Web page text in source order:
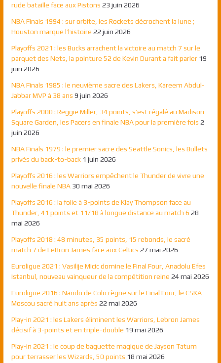
rude bataille face aux Pistons 23 juin 2026
NBA Finals 1994 : sur orbite, les Rockets décrochent la lune ;
Houston marque l’histoire 22 juin 2026
Playoffs 2021 : les Bucks arrachent la victoire au match 7 sur le
parquet des Nets, la pointure 52 de Kevin Durant a fait parler 19
juin 2026
NBA Finals 1985 : le neuvième sacre des Lakers, Kareem Abdul-
Jabbar MVP à 38 ans 9 juin 2026
Playoffs 2000 : Reggie Miller, 34 points, s’est régalé au Madison
Square Garden, les Pacers en finale NBA pour la première fois 2
juin 2026
NBA Finals 1979 : le premier sacre des Seattle Sonics, les Bullets
privés du back-to-back 1 juin 2026
Playoffs 2016 : les Warriors empêchent le Thunder de vivre une
nouvelle finale NBA 30 mai 2026
Playoffs 2016 : la folie à 3-points de Klay Thompson face au
Thunder, 41 points et 11/18 à longue distance au match 6 28
mai 2026
Playoffs 2018 : 48 minutes, 35 points, 15 rebonds, le sacré
match 7 de LeBron James face aux Celtics 27 mai 2026
Euroligue 2021 : Vasilije Micic domine le Final Four, Anadolu Efes
Istanbul, nouveau vainqueur de la compétition reine 24 mai 2026
Euroligue 2016 : Nando de Colo règne sur le Final Four, le CSKA
Moscou sacré huit ans après 22 mai 2026
Play-in 2021 : les Lakers éliminent les Warriors, Lebron James
décisif à 3-points et en triple-double 19 mai 2026
Play-in 2021 : le coup de baguette magique de Jayson Tatum
pour terrasser les Wizards, 50 points 18 mai 2026